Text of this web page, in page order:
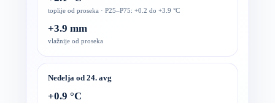
toplije od proseka · P25–P75: +0.2 do +3.9 °C
+3.9 mm
vlažnije od proseka
Nedelja od 24. avg
+0.9 °C